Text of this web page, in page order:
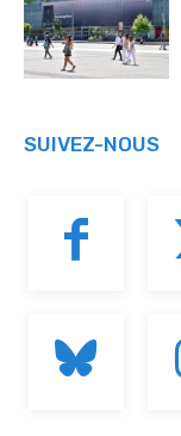
SUIVEZ-NOUS